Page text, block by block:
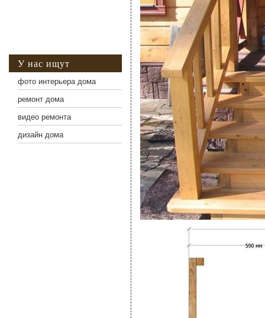
У нас ищут
фото интерьера дома
ремонт дома
видео ремонта
дизайн дома